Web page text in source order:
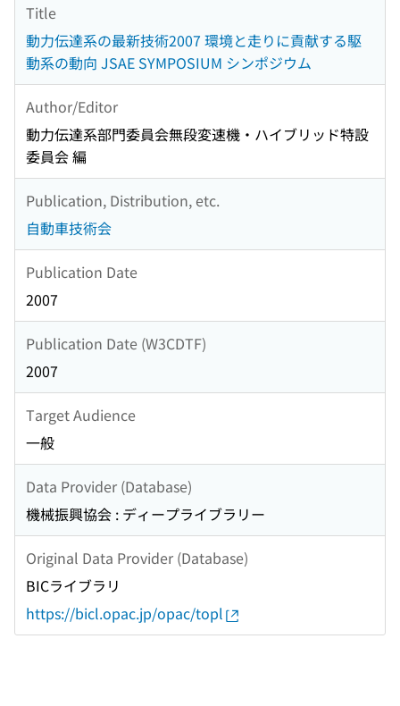
Title
動力伝達系の最新技術2007 環境と走りに貢献する駆
動系の動向 JSAE SYMPOSIUM シンポジウム
Author/Editor
動力伝達系部門委員会無段変速機・ハイブリッド特設
委員会 編
Publication, Distribution, etc.
自動車技術会
Publication Date
2007
Publication Date (W3CDTF)
2007
Target Audience
一般
Data Provider (Database)
機械振興協会 : ディープライブラリー
Original Data Provider (Database)
BICライブラリ
https://bicl.opac.jp/opac/topl